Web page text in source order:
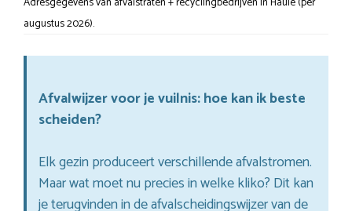
augustus 2026).
Afvalwijzer voor je vuilnis: hoe kan ik beste
scheiden?
Elk gezin produceert verschillende afvalstromen.
Maar wat moet nu precies in welke kliko? Dit kan
je terugvinden in de afvalscheidingswijzer van de